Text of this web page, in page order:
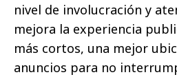
nivel de involucración y
mejora la experiencia
más cortos, una mejor
anuncios para no